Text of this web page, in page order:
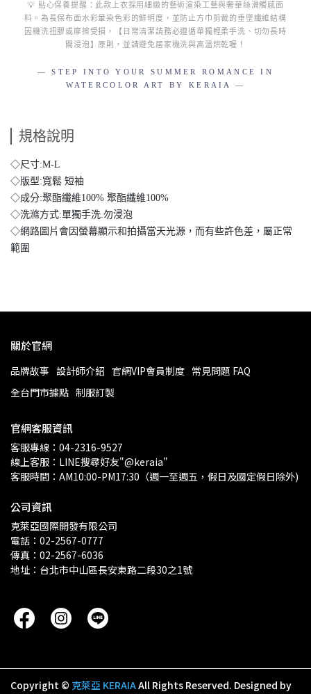
💡 貼心保養提醒：此款上衣採用細緻的藝術渲染工藝與奢華絲滑觸感面
料。為長保布面水彩暈染色彩的鮮明度，並防止方巾剪裁的垂墜纖維結構
因機洗扭膠或摩擦受損，【日常清潔請務必遵循單獨輕柔手洗、切勿長時
間浸泡】原則，並請避免居家機洗與高溫烘乾喔！
— STEP INTO YOUR SUMMER ROMANCE IN
WATERCOLOR ART BY KERAIA —
規格說明
◇尺寸:M-L
◇版型:寬鬆 短袖
◇成分:聚酯纖維100% 聚酯纖維100%
◇洗滌方式:單獨手洗.勿浸泡
◇網路圖片會因螢幕顯示和拍攝當天光源，而有些許色差，屬正常
範圍
關於官網
品牌故事 設計師介紹 官網VIP會員制度 常見問題 FAQ
全台門市據點 制服訂製
官網客服資訊
客服專線：04-2316-9527
線上客服：LINE搜尋好友"@keraia"
客服時間：AM10:00-PM17:30（週一至週五，假日及國定假日除外)
公司資訊
克萊亞國際開發有限公司
電話：02-2567-0777
傳真：02-2567-6036
地址：台北市中山區長安東路二段30之1號
Copyright © 克萊亞 KERAIAAll Rights Reserved. Designed by